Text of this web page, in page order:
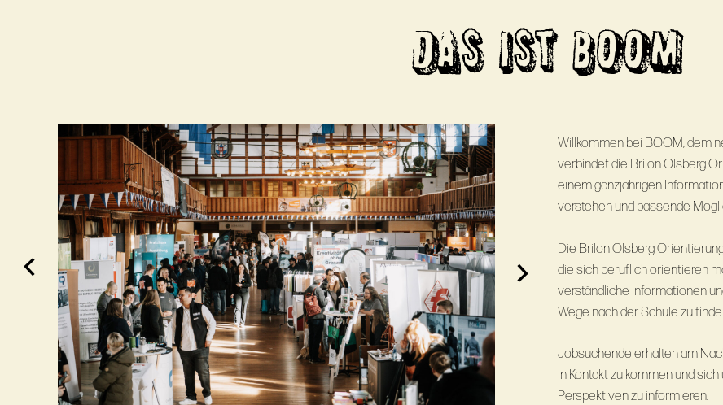
DAS IST BOOM
Willkommen bei BOOM, dem
verbindet die Brilon Olsberg
einem ganzjährigen
verstehen und passende
Die Brilon Olsberg
die sich beruflich orientieren
verständliche Informationen
Wege nach der Schule zu
Jobsuchende erhalten am
in Kontakt zu kommen und
Perspektiven zu informieren.